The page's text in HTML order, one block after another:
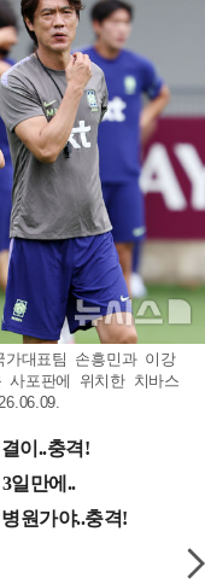
대표팀 손흥민과 이강
사포판에 위치한 치바스